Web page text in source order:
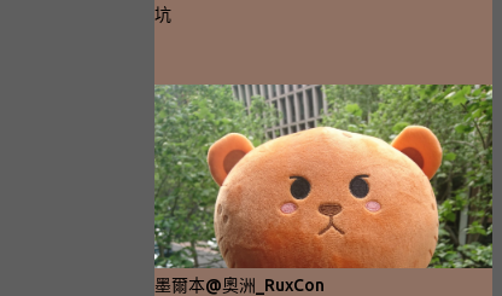
坑
墨爾本@奧洲_RuxCon